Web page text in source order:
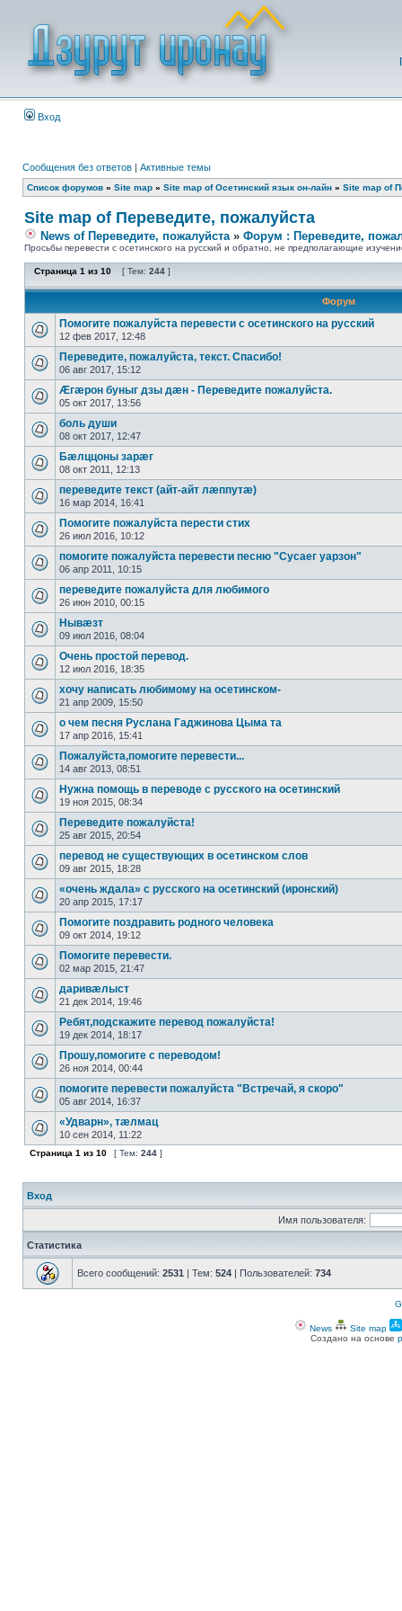
Вход
Сообщения без ответов | Активные темы
Список форумов » Site map » Site map of Осетинский язык он-лайн » Site map of
Site map of Переведите, пожалуйста
News of Переведите, пожалуйста » Форум : Переведите,
Просьбы перевести с осетинского на русский и обратно, не предполагающие
Страница 1 из 10 [ Тем: 244 ]
Форум
Помогите пожалуйста перевести с осетинского на русский
12 фев 2017, 12:48
Переведите, пожалуйста, текст. Спасибо!
06 авг 2017, 15:12
Æгæрон буныг дзы дæн - Переведите пожалуйста.
05 окт 2017, 13:56
боль души
08 окт 2017, 12:47
Бæлццоны зарæг
08 окт 2011, 12:13
переведите текст (айт-айт лæппутæ)
16 мар 2014, 16:41
Помогите пожалуйста перести стих
26 июл 2016, 10:12
помогите пожалуйста перевести песню "Cусаег уарзон"
06 апр 2011, 10:15
переведите пожалуйста для любимого
26 июн 2010, 00:15
Нывæзт
09 июл 2016, 08:04
Очень простой перевод.
12 июл 2016, 18:35
хочу написать любимому на осетинском-
21 апр 2009, 15:50
о чем песня Руслана Гаджинова Цыма та
17 апр 2016, 15:41
Пожалуйста,помогите перевести...
14 авг 2013, 08:51
Нужна помощь в переводе с русского на осетинский
19 ноя 2015, 08:34
Переведите пожалуйста!
25 авг 2015, 20:54
перевод не существующих в осетинском слов
09 авг 2015, 18:28
«очень ждала» с русского на осетинский (иронский)
20 апр 2015, 17:17
Помогите поздравить родного человека
09 окт 2014, 19:12
Помогите перевести.
02 мар 2015, 21:47
даривæлыст
21 дек 2014, 19:46
Ребят,подскажите перевод пожалуйста!
19 дек 2014, 18:17
Прошу,помогите с переводом!
26 ноя 2014, 00:44
помогите перевести пожалуйста "Встречай, я скоро"
05 авг 2014, 16:37
«Удварн», тæлмац
10 сен 2014, 11:22
Страница 1 из 10 [ Тем: 244 ]
Вход
Имя пользователя:
Статистика
Всего сообщений: 2531 | Тем: 524 | Пользователей: 734
News Site map
Создано на основе